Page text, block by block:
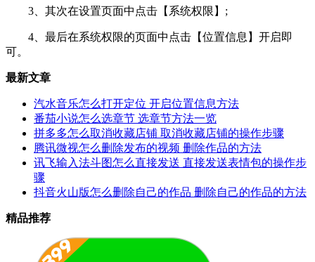
3、其次在设置页面中点击【系统权限】;
4、最后在系统权限的页面中点击【位置信息】开启即
可。
最新文章
汽水音乐怎么打开定位 开启位置信息方法
番茄小说怎么选章节 选章节方法一览
拼多多怎么取消收藏店铺 取消收藏店铺的操作步骤
腾讯微视怎么删除发布的视频 删除作品的方法
讯飞输入法斗图怎么直接发送 直接发送表情包的操作步
骤
抖音火山版怎么删除自己的作品 删除自己的作品的方法
精品推荐